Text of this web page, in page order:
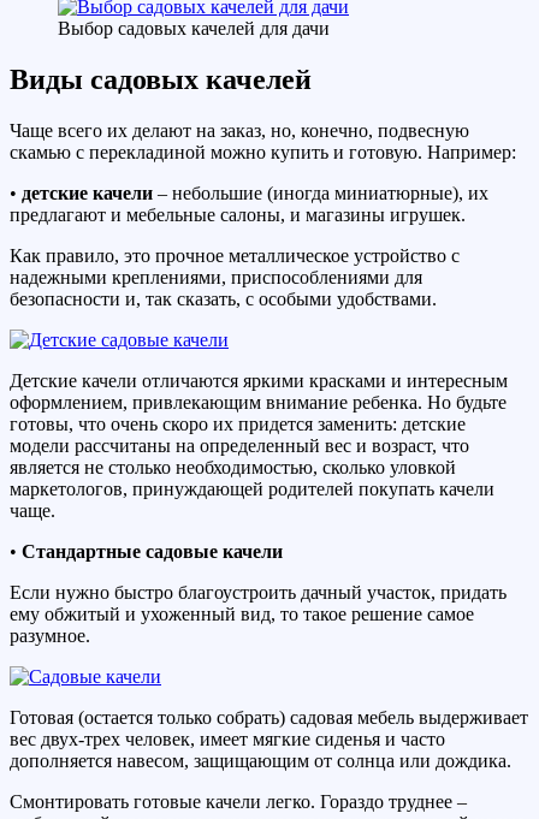
Выбор садовых качелей для дачи
Виды садовых качелей
Чаще всего их делают на заказ, но, конечно, подвесную
скамью с перекладиной можно купить и готовую. Например:
• детские качели – небольшие (иногда миниатюрные), их
предлагают и мебельные салоны, и магазины игрушек.
Как правило, это прочное металлическое устройство с
надежными креплениями, приспособлениями для
безопасности и, так сказать, с особыми удобствами.
Детские качели отличаются яркими красками и интересным
оформлением, привлекающим внимание ребенка. Но будьте
готовы, что очень скоро их придется заменить: детские
модели рассчитаны на определенный вес и возраст, что
является не столько необходимостью, сколько уловкой
маркетологов, принуждающей родителей покупать качели
чаще.
• Стандартные садовые качели
Если нужно быстро благоустроить дачный участок, придать
ему обжитый и ухоженный вид, то такое решение самое
разумное.
Готовая (остается только собрать) садовая мебель выдерживает
вес двух-трех человек, имеет мягкие сиденья и часто
дополняется навесом, защищающим от солнца или дождика.
Смонтировать готовые качели легко. Гораздо труднее –